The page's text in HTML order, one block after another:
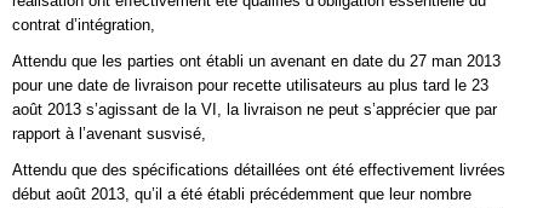
contrat d’intégration,
Attendu que les parties ont établi un avenant en date du 27 man 2013
pour une date de livraison pour recette utilisateurs au plus tard le 23
août 2013 s’agissant de la VI, la livraison ne peut s’apprécier que par
rapport à l’avenant susvisé,
Attendu que des spécifications détaillées ont été effectivement livrées
début août 2013, qu’il a été établi précédemment que leur nombre